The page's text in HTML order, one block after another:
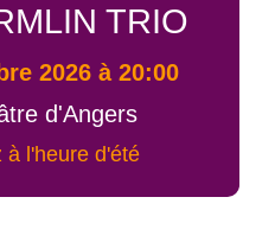
TRIO
2026 à 20:00
d'Angers
à l'heure d'été